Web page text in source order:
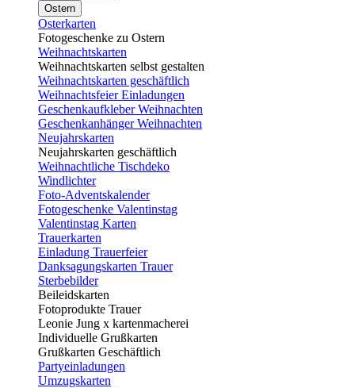
Ostern
Osterkarten
Fotogeschenke zu Ostern
Weihnachtskarten
Weihnachtskarten selbst gestalten
Weihnachtskarten geschäftlich
Weihnachtsfeier Einladungen
Geschenkaufkleber Weihnachten
Geschenkanhänger Weihnachten
Neujahrskarten
Neujahrskarten geschäftlich
Weihnachtliche Tischdeko
Windlichter
Foto-Adventskalender
Fotogeschenke Valentinstag
Valentinstag Karten
Trauerkarten
Einladung Trauerfeier
Danksagungskarten Trauer
Sterbebilder
Beileidskarten
Fotoprodukte Trauer
Leonie Jung x kartenmacherei
Individuelle Grußkarten
Grußkarten Geschäftlich
Partyeinladungen
Umzugskarten